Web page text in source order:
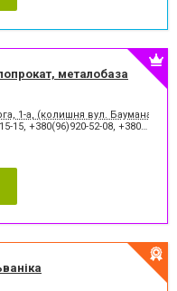
металобаза
1-а, (колишня вул. Баумана, 1а)
15, +380(96)920-52-08, +380(67)483-56-90